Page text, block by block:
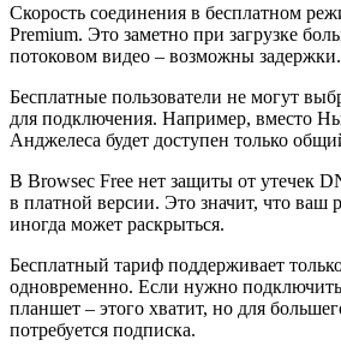
Скорость соединения в бесплатном
Premium. Это заметно при загрузке
потоковом видео – возможны задержки.
Бесплатные пользователи не могут
для подключения. Например, вместо
Анджелеса будет доступен только
В Browsec Free нет защиты от утечек
в платной версии. Это значит, что ваш
иногда может раскрыться.
Бесплатный тариф поддерживает
одновременно. Если нужно
планшет – этого хватит, но для
потребуется подписка.